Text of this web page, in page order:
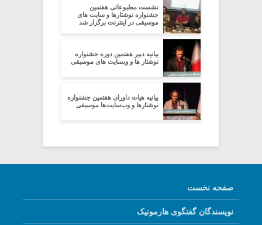
نشست مطبوعاتی هفتمین
جشنواره نوشتارها و سایت های
موسیقی در اینترنت برگزار شد
بیانیه دبیر هفتمین دوره جشنواره
نوشتار ها و وبسایت های موسیقی
بیانیه هیات داوران هفتمین جشنواره
نوشتارها و وب‌سایت‌ها موسیقی
صفحه نخست
نویسندگان گفتگوی هارمونیک